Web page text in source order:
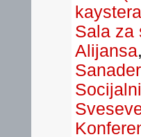
Sala za
Alijansa,